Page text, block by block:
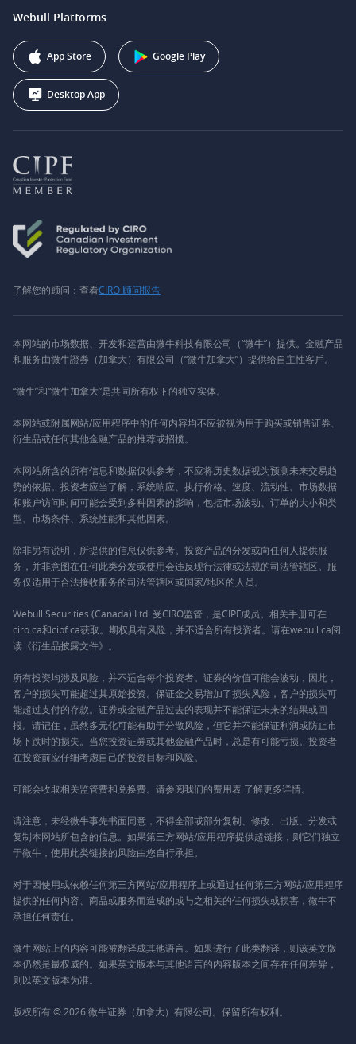
Webull Securities (Australia) Pty. Ltd.
Webull Corporation
support@webull.ca
+1 (888) 228-0958
Webull Platforms
App Store Google Play
Desktop App
了解您的顾问：查看CIRO 顾问报告
本网站的市场数据、开发和运营由微牛科技有限公司（“微牛”）提供。金融产品
和服务由微牛證券（加拿大）有限公司（“微牛加拿大”）提供给自主性客戶。
“微牛”和“微牛加拿大”是共同所有权下的独立实体。
本网站或附属网站/应用程序中的任何内容均不应被视为用于购买或销售证券、
衍生品或任何其他金融产品的推荐或招揽。
本网站所含的所有信息和数据仅供参考，不应将历史数据视为预测未来交易趋
势的依据。投资者应当了解，系统响应、执行价格、速度、流动性、市场数据
和账户访问时间可能会受到多种因素的影响，包括市场波动、订单的大小和类
型、市场条件、系统性能和其他因素。
除非另有说明，所提供的信息仅供参考。投资产品的分发或向任何人提供服
务，并非意图在任何此类分发或使用会违反现行法律或法规的司法管辖区。服
务仅适用于合法接收服务的司法管辖区或国家/地区的人员。
Webull Securities (Canada) Ltd. 受CIRO监管，是CIPF成员。相关手册可在
ciro.ca和cipf.ca获取。期权具有风险，并不适合所有投资者。请在webull.ca阅
读《衍生品披露文件》。
所有投资均涉及风险，并不适合每个投资者。证券的价值可能会波动，因此，
客户的损失可能超过其原始投资。保证金交易增加了损失风险，客户的损失可
能超过支付的存款。证券或金融产品过去的表现并不能保证未来的结果或回
报。请记住，虽然多元化可能有助于分散风险，但它并不能保证利润或防止市
场下跌时的损失。当您投资证券或其他金融产品时，总是有可能亏损。投资者
在投资前应仔细考虑自己的投资目标和风险。
可能会收取相关监管费和兑换费。请参阅我们的费用表 了解更多详情。
请注意，未经微牛事先书面同意，不得全部或部分复制、修改、出版、分发或
复制本网站所包含的信息。如果第三方网站/应用程序提供超链接，则它们独立
于微牛，使用此类链接的风险由您自行承担。
对于因使用或依赖任何第三方网站/应用程序上或通过任何第三方网站/应用程序
提供的任何内容、商品或服务而造成的或与之相关的任何损失或损害，微牛不
承担任何责任。
微牛网站上的内容可能被翻译成其他语言。如果进行了此类翻译，则该英文版
本仍然是最权威的。如果英文版本与其他语言的内容版本之间存在任何差异，
则以英文版本为准。
版权所有 © 2026 微牛证券（加拿大）有限公司。保留所有权利。